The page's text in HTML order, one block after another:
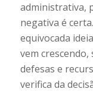
administrativa,
negativa é
equivocada
vem
defesas e
verifica da